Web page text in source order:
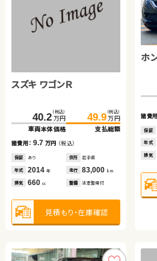
スズキ ワゴンＲ
40.2 （税込）
万円
車両本体価格
49.9 （税込）
万円
支払総額
諸費用：9.7 万円 （税込）
保証 あり 住所 岩手県
年式 2014 年 走行 83,000 km
排気 660 cc 整備 法定整備付
見積もり・在庫確認
ホ
諸費用
保証
年式
排気
50.8（税込）
万円
諸費用：9.0 万円（税込）
あり 岩手県
年式 2013年 走行
排気 660 整備 法定整備付
見積もり・在庫確認
ト
諸費用
保証
年式
排気
ホンダ フィット ハイブリ
車両本体価格
支払総額
諸費用：15.9 万円（税込）
2019 年 59,100 km
1,500cc 法定整備付
見積もり・在庫確認
ス
諸費
年式
排気